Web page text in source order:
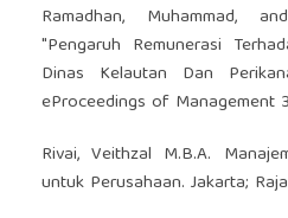
Ramadhan, Muhammad,
"Pengaruh Remunerasi
Dinas Kelautan Dan
eProceedings of Management
Rivai, Veithzal M.B.A.
untuk Perusahaan. Jakarta;